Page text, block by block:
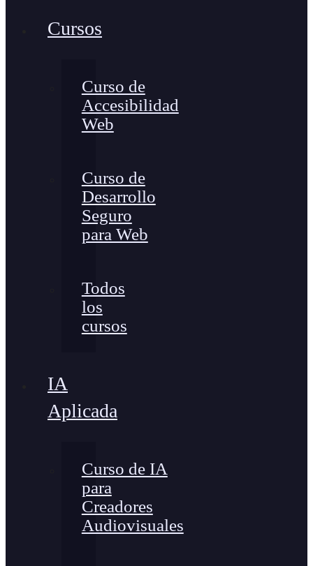
Cursos
Curso de
Accesibilidad
Web
Curso de
Desarrollo
Seguro
para Web
Todos
los
cursos
IA
Aplicada
Curso de IA
para
Creadores
Audiovisuales